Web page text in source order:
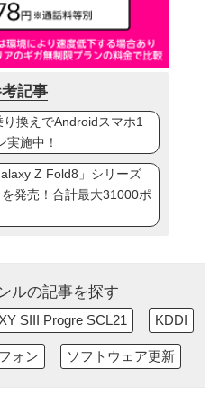
記事
換えでAndroidスマホ1
実施中！
Z Fold8」シリーズ
発売！合計最大31000ポ
ルの記事を探す
SIII Progre SCL21 KDDI
ォン ソフトウェア更新